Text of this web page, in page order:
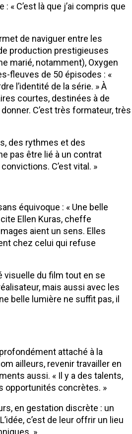
C’est là que j’ai compris que
de naviguer entre les
production prestigieuses
marié, notamment), Oxygen
fleuves de 50 épisodes : «
l’identité de la série. » À
courtes, destinées à de
C’est très formateur, très
des rythmes et des
pas être lié à un contrat
C’est vital. »
équivoque : « Une belle
cite Ellen Kuras, cheffe
aient un sens. Elles
chez celui qui refuse
visuelle du film tout en se
mais aussi avec les
belle lumière ne suffit pas, il
attaché à la
ailleurs, revenir travailler en
aussi. « Il y a des talents,
opportunités concrètes. »
en gestation discrète : un
c’est de leur offrir un lieu
»